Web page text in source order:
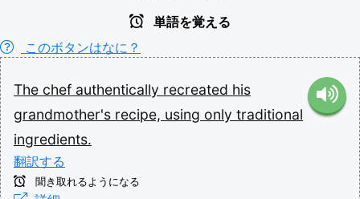
単語を覚える
このボタンはなに？
The chef authentically recreated his
grandmother's recipe, using only traditional
ingredients.
翻訳する
聞き取れるようになる